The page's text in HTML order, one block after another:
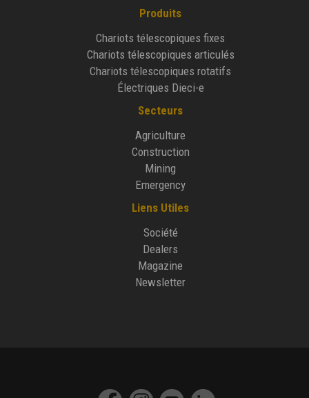
Produits
Chariots télescopiques fixes
Chariots télescopiques articulés
Chariots télescopiques rotatifs
Électriques Dieci-e
Secteurs
Agriculture
Construction
Mining
Emergency
Liens Utiles
Société
Dealers
Magazine
Newsletter